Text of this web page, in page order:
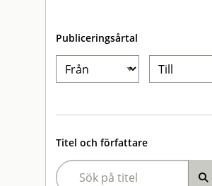
Publiceringsårtal
Titel och författare